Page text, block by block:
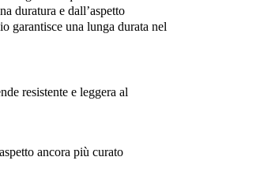
duratura e dall’aspetto
garantisce una lunga durata nel
resistente e leggera al
ancora più curato